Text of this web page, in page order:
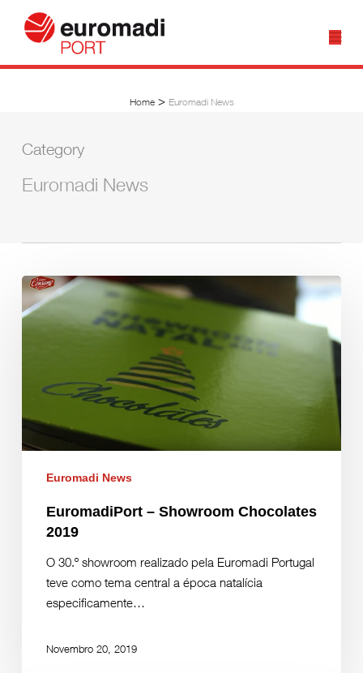
Home> Euromadi News
Category
Euromadi News
Euromadi News
EuromadiPort – Showroom Chocolates
2019
O 30.º showroom realizado pela Euromadi Portugal
teve como tema central a época natalícia
especificamente…
Novembro 20, 2019